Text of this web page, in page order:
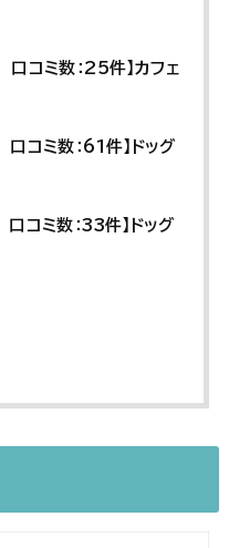
コミ数：25件】カフェ
コミ数：61件】ドッグ
コミ数：33件】ドッグ